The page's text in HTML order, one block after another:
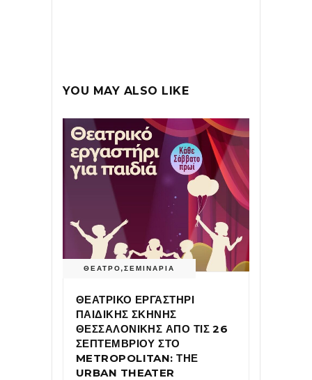
YOU MAY ALSO LIKE
ΘΕΑΤΡΟ,ΣΕΜΙΝΑΡΙΑ
ΘΕΑΤΡΙΚΟ ΕΡΓΑΣΤΗΡΙ
ΠΑΙΔΙΚΗΣ ΣΚΗΝΗΣ
ΘΕΣΣΑΛΟΝΙΚΗΣ ΑΠΟ ΤΙΣ 26
ΣΕΠΤΕΜΒΡΙΟΥ ΣΤΟ
METROPOLITAN: ΤΗΕ
URBAN THEATER